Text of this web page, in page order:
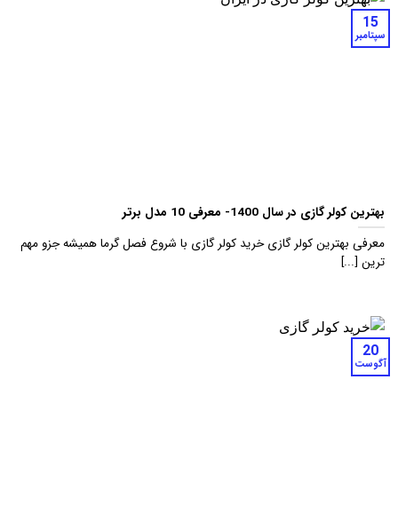
بهترین کولر گازی در سال 1400- معرفی 10 مدل برتر
معرفی بهترین کولر گازی خرید کولر گازی با شروع فصل گرما همیشه جزو مهم
ترین [...]
15
سپتامبر
20
آگوست